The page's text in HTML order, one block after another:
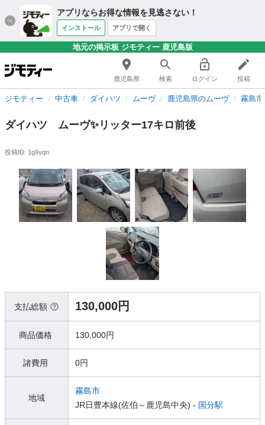
アプリならお得な情報を見逃さない！
インストール アプリで開く
地元の掲示板 ジモティー 鹿児島版
鹿児島県 検索 ログイン 投稿
ジモティー 中古車 ダイハツ ムーヴ 鹿児島県のムーヴ 霧島
ダイハツ ムーヴ✨️リッター17キロ前後
投稿ID: 1g9vqn
支払総額 130,000円
商品価格 130,000円
諸費用 0円
地域
霧島市
JR日豊本線(佐伯～鹿児島中央) - 国分駅